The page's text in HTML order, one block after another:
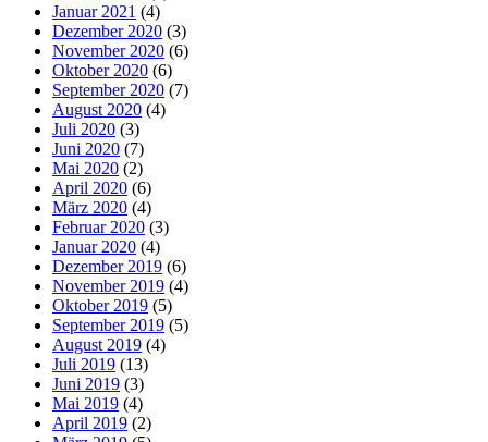
Januar 2021 (4)
Dezember 2020 (3)
November 2020 (6)
Oktober 2020 (6)
September 2020 (7)
August 2020 (4)
Juli 2020 (3)
Juni 2020 (7)
Mai 2020 (2)
April 2020 (6)
März 2020 (4)
Februar 2020 (3)
Januar 2020 (4)
Dezember 2019 (6)
November 2019 (4)
Oktober 2019 (5)
September 2019 (5)
August 2019 (4)
Juli 2019 (13)
Juni 2019 (3)
Mai 2019 (4)
April 2019 (2)